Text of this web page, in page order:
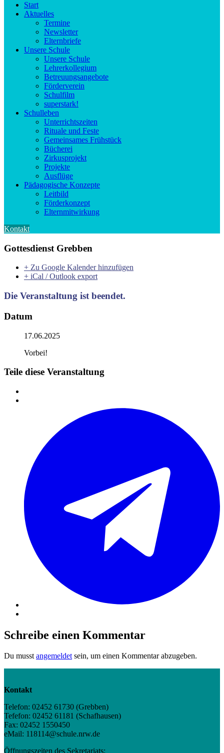
Start
Aktuelles
Termine
Newsletter
Elternbriefe
Unsere Schule
Unsere Schule
Lehrerkollegium
Betreuungsangebote
Förderverein
Schulfilm
superstark!
Schulleben
Unterrichtszeiten
Rituale und Feste
Gemeinsames Frühstück
Bücherei
Zirkusprojekt
Projekte
Ausflüge
Pädagogische Konzepte
Leitbild
Förderkonzept
Elternmitwirkung
Kontakt
Gottesdienst Grebben
+ Zu Google Kalender hinzufügen
+ iCal / Outlook export
Die Veranstaltung ist beendet.
Datum
17.06.2025
Vorbei!
Teile diese Veranstaltung
Schreibe einen Kommentar
Du musstangemeldetsein, um einen Kommentar abzugeben.
Kontakt
Telefon: 02452 61730 (Grebben)
Tefefon: 02452 61181 (Schafhausen)
Fax: 02452 1550450
eMail: 118114@schule.nrw.de
Öffnungszeiten des Sekretariats: